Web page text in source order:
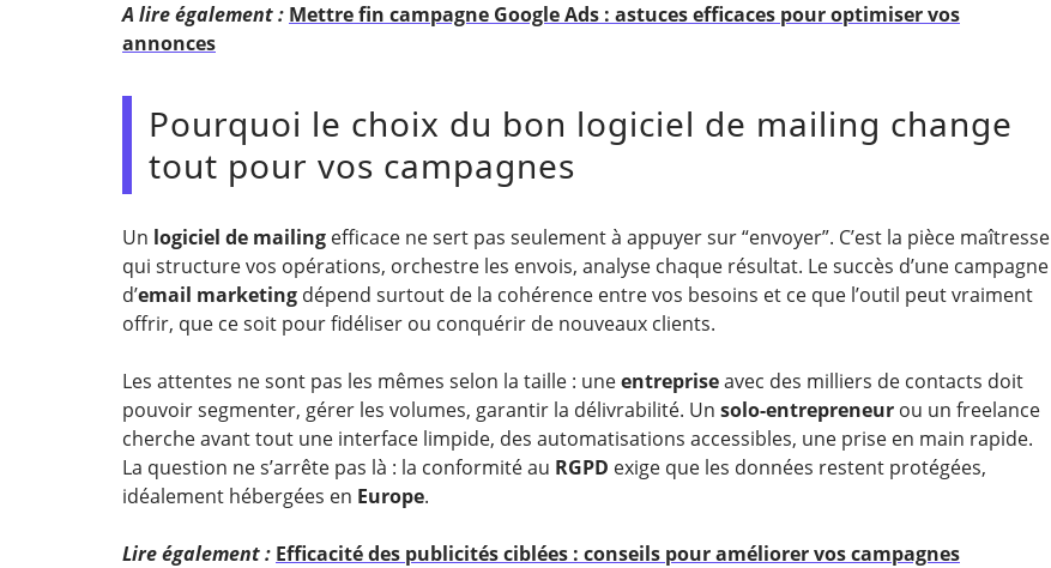
A lire également : Mettre fin campagne Google Ads : astuces efficaces pour optimiser vos
annonces
Pourquoi le choix du bon logiciel de mailing change
tout pour vos campagnes
Un logiciel de mailing efficace ne sert pas seulement à appuyer sur “envoyer”. C’est la pièce maîtresse
qui structure vos opérations, orchestre les envois, analyse chaque résultat. Le succès d’une campagne
d’email marketing dépend surtout de la cohérence entre vos besoins et ce que l’outil peut vraiment
offrir, que ce soit pour fidéliser ou conquérir de nouveaux clients.
Les attentes ne sont pas les mêmes selon la taille : uneentrepriseavec des milliers de contacts doit
pouvoir segmenter, gérer les volumes, garantir la délivrabilité. Un solo-entrepreneur ou un freelance
cherche avant tout une interface limpide, des automatisations accessibles, une prise en main rapide.
La question ne s’arrête pas là : la conformité au RGPD exige que les données restent protégées,
idéalement hébergées en Europe.
Lire également : Efficacité des publicités ciblées : conseils pour améliorer vos campagnes